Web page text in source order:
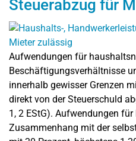
Steuerabzug für
Aufwendungen für
Beschäftigungsverhältnisse
innerhalb gewisser Grenzen
direkt von der Steuerschuld
1, 2 EStG). Aufwendungen
Zusammenhang mit der